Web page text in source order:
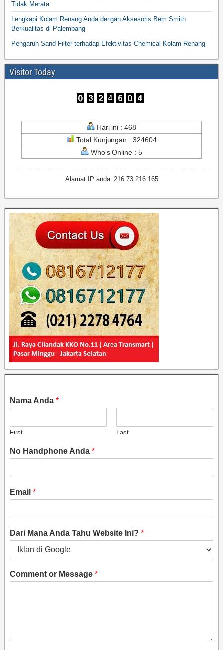
Tidak Merata
Lengkapi Kolam Renang Anda dengan Aksesoris Bem Smith
Berkualitas di Palembang
Pengaruh Sand Filter terhadap Efektivitas Chemical Kolam Renang
Visitor Today
Hari ini : 468
Total Kunjungan : 324604
Who's Online : 5
Alamat IP anda: 216.73.216.165
Nama Anda *
First Last
No Handphone Anda *
Email *
Dari Mana Anda Tahu Website Ini? *
Comment or Message *